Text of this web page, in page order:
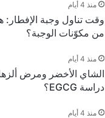
منذ 4 أيام
وقت تناول وجبة الإفطار:
من مكوّنات الوجبة؟
منذ 4 أيام
الشاي الأخضر ومرض
دراسة EGCG؟
منذ 4 أيام